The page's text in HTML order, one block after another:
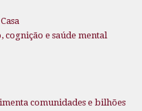
cognição e saúde mental
comunidades e bilhões